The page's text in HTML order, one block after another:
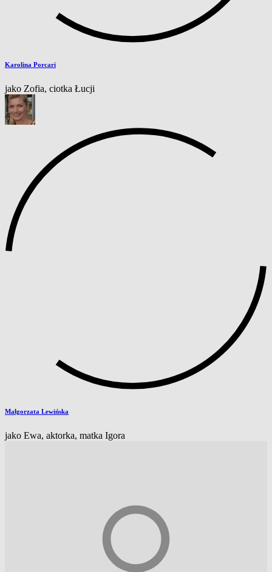
Karolina Porcari
jako Zofia, ciotka Łucji
Małgorzata Lewińska
jako Ewa, aktorka, matka Igora